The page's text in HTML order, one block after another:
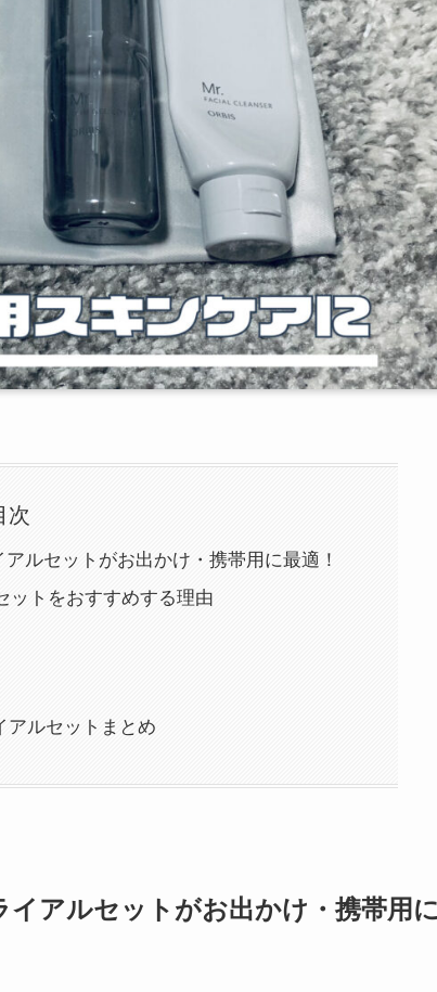
次
ルセットがお出かけ・携帯用に最適！
ットをおすすめする理由
アルセットまとめ
アルセットがお出かけ・携帯用に